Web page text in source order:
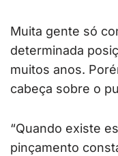
Muita gente só
determinada
muitos anos.
cabeça sobre o
“Quando existe
pinçamento